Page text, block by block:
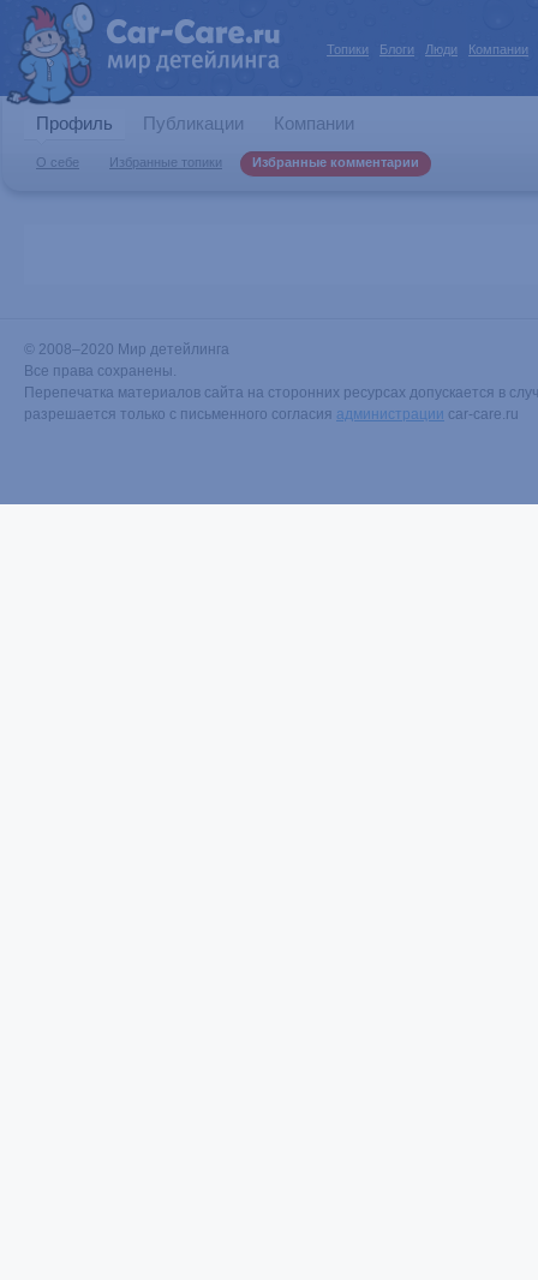
Топики Блоги Люди Компании
Профиль
О себе Избранные топики Избранные комментарии
Публикации Компании
© 2008–2020 Мир детейлинга
Все права сохранены.
Перепечатка материалов сайта на сторонних ресурсах допускается в
разрешается только с письменного согласия администрации car-care.ru